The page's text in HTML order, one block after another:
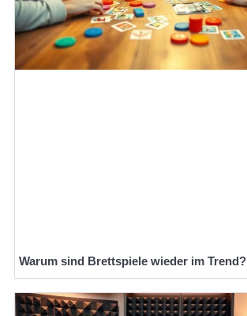
Warum sind Brettspiele wieder im Trend?